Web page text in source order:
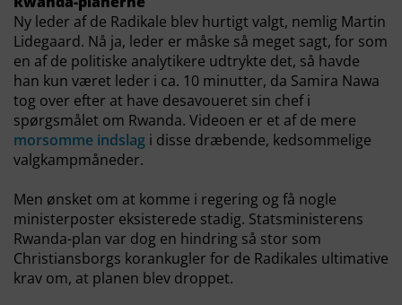
Ny leder af de Radikale blev hurtigt valgt, nemlig Martin
Lidegaard. Nå ja, leder er måske så meget sagt, for som
en af de politiske analytikere udtrykte det, så havde
han kun været leder i ca. 10 minutter, da Samira Nawa
tog over efter at have desavoueret sin chef i
spørgsmålet om Rwanda. Videoen er et af de mere
morsomme indslag i disse dræbende, kedsommelige
valgkampmåneder.
Men ønsket om at komme i regering og få nogle
ministerposter eksisterede stadig. Statsministerens
Rwanda-plan var dog en hindring så stor som
Christiansborgs korankugler for de Radikales ultimative
krav om, at planen blev droppet.